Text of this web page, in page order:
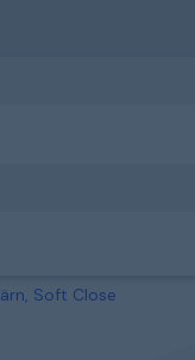
Soft Close